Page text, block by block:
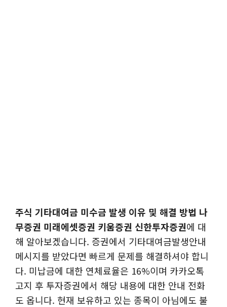
주식 기타대여금 미수금 발생 이유 및 해결 방법 나
무증권 미래에셋증권 키움증권 신한투자증권에 대
해 알아보겠습니다. 증권에서 기타대여금발생안내
메시지를 받았다면 빠르게 문제를 해결하셔야 합니
다. 미납금에 대한 연체료율은 16%이며 카카오톡
고지 후 투자증권에서 해당 내용에 대한 안내 전화
도 옵니다. 현재 보유하고 있는 종목이 아님에도 불